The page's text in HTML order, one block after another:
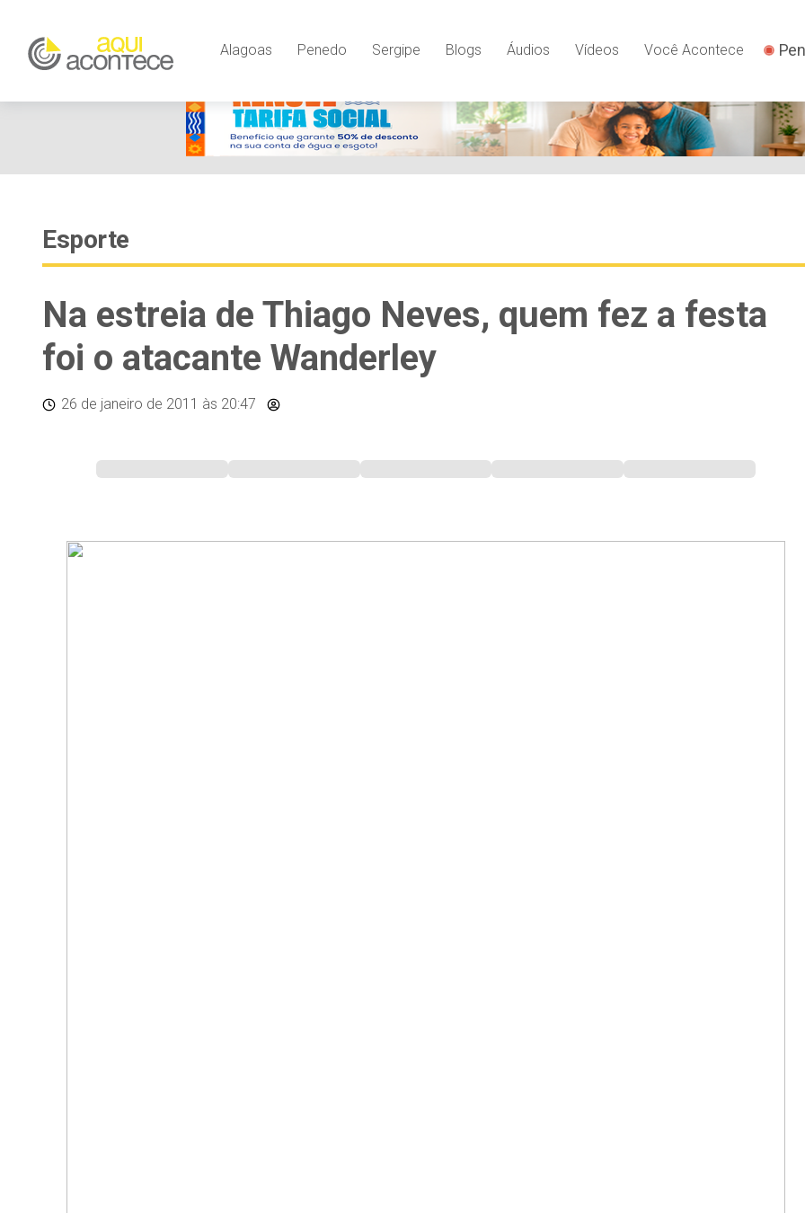
Alagoas Penedo Sergipe Blogs Áudios Vídeos Você Acontece
Esporte
Na estreia de Thiago Neves, quem fez a festa
foi o atacante Wanderley
26 de janeiro de 2011 às 20:47